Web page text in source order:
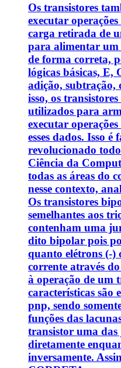
Os transistores
executar
carga retirada de
para alimentar um
de forma correta,
lógicas básicas, E,
adição, subtração,
isso, os
utilizados para
executar
esses dados. Isso é
revolucionado
Ciência da
todas as áreas do
nesse contexto,
Os transistores
semelhantes aos
contenham uma
dito bipolar pois
quanto elétrons (-)
corrente através
à operação de um
características são
pnp, sendo
funções das
transistor uma das
diretamente
inversamente.